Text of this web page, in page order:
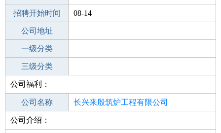
公司电话
招聘开始时间 08-14
招聘结束时间
公司地址
一级分类
二级分类
三级分类
其他行业
公司福利：
公司名称 长兴来殷筑炉工程有限公司
公司类型
公司介绍：